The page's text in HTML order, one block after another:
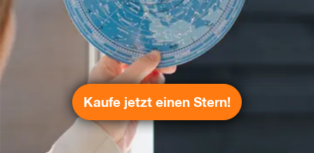
Kaufe jetzt einen Stern!